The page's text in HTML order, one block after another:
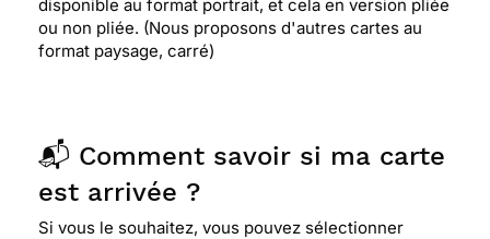
disponible au format portrait, et cela en version pliée
ou non pliée. (Nous proposons d'autres cartes au
format paysage, carré)
📬 Comment savoir si ma carte
est arrivée ?
Si vous le souhaitez, vous pouvez sélectionner